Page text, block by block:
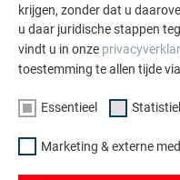
Gratis brochures bestellen
krijgen, zonder dat u
u daar juridische stappen
vindt u in onze
toestemming te allen tijde
Essentieel
Marketing & externe